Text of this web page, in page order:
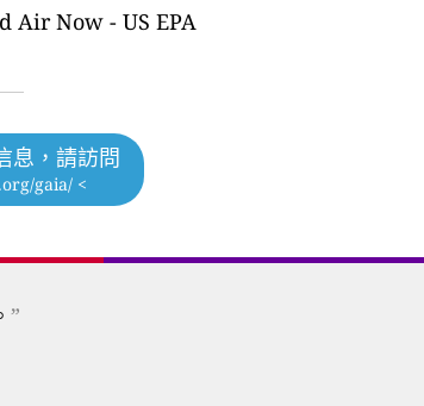
Air Now - US EPA
息，請訪問
gaia/ <
”